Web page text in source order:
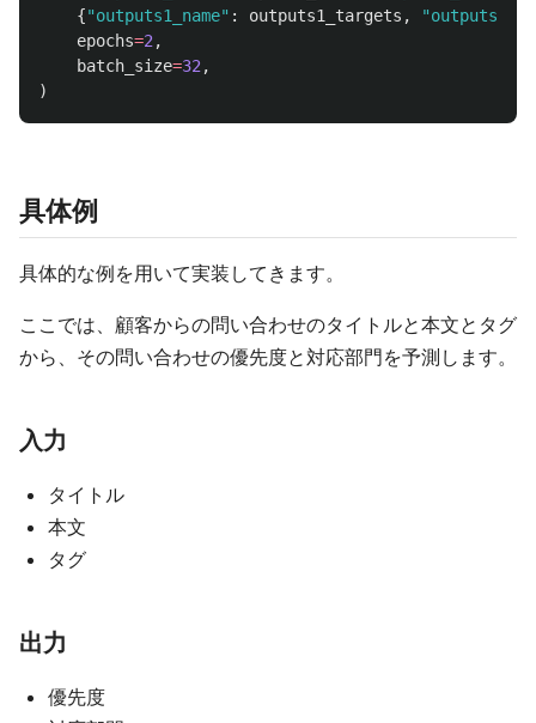
{"outputs1_name" : outputs1_targets , "
epochs=2 ,
batch_size=32 ,
)
具体例
具体的な例を用いて実装してきます。
ここでは、顧客からの問い合わせのタイトルと本文とタグ
から、その問い合わせの優先度と対応部門を予測します。
入力
タイトル
本文
タグ
出力
優先度